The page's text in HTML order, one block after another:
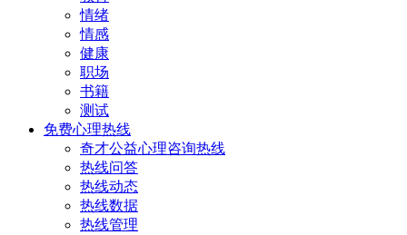
情绪
情感
健康
职场
书籍
测试
免费心理热线
奇才公益心理咨询热线
热线问答
热线动态
热线数据
热线管理